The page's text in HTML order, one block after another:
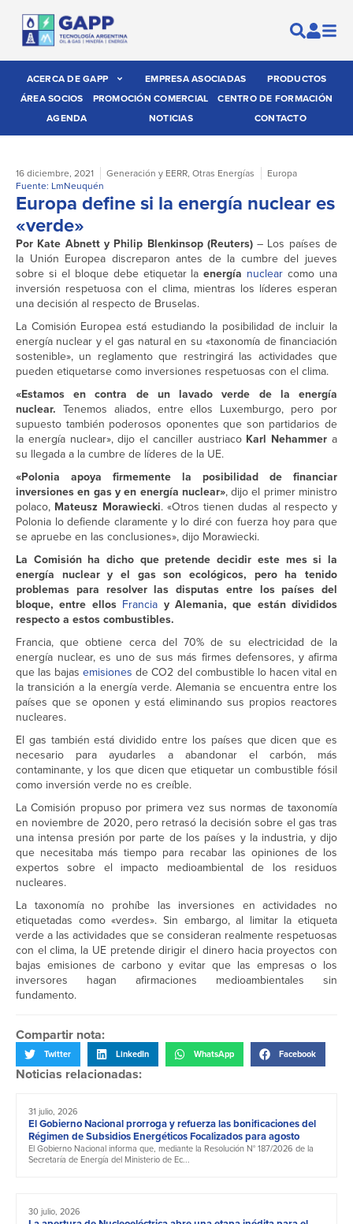
ACERCA DE GAPP EMPRESA ASOCIADAS
PRODUCTOS
ÁREA SOCIOS
PROMOCIÓN COMERCIAL
CENTRO DE FORMACIÓN
AGENDA
NOTICIAS CONTACTO
16 diciembre, 2021 Generación y EERR, Otras Energías
Europa
Fuente: LmNeuquén
Europa define si la energía nuclear es
«verde»
Por Kate Abnett y Philip Blenkinsop (Reuters)– Los países de
la Unión Europea discreparon antes de la cumbre del jueves
sobre si el bloque debe etiquetar laenergía nuclear como una
inversión respetuosa con el clima, mientras los líderes esperan
una decisión al respecto de Bruselas.
La Comisión Europea está estudiando la posibilidad de incluir la
energía nuclear y el gas natural en su «taxonomía de financiación
sostenible», un reglamento que restringirá las actividades que
pueden etiquetarse como inversiones respetuosas con el clima.
«Estamos en contra de un lavado verde de la energía
nuclear. Tenemos aliados, entre ellos Luxemburgo, pero por
supuesto también poderosos oponentes que son partidarios de
la energía nuclear», dijo el canciller austriaco Karl Nehammera
su llegada a la cumbre de líderes de la UE.
«Polonia apoya firmemente la posibilidad de financiar
inversiones en gas y en energía nuclear», dijo el primer ministro
polaco, Mateusz Morawiecki. «Otros tienen dudas al respecto y
Polonia lo defiende claramente y lo diré con fuerza hoy para que
se apruebe en las conclusiones», dijo Morawiecki.
La Comisión ha dicho que pretende decidir este mes si la
energía nuclear y el gas son ecológicos, pero ha tenido
problemas para resolver las disputas entre los países del
bloque, entre ellos Francia y Alemania, que están divididos
respecto a estos combustibles.
Francia, que obtiene cerca del 70% de su electricidad de la
energía nuclear, es uno de sus más firmes defensores, y afirma
que las bajasemisiones de CO2 del combustible lo hacen vital en
la transición a la energía verde. Alemania se encuentra entre los
países que se oponen y está eliminando sus propios reactores
nucleares.
El gas también está dividido entre los países que dicen que es
necesario para ayudarles a abandonar el carbón, más
contaminante, y los que dicen que etiquetar un combustible fósil
como inversión verde no es creíble.
La Comisión propuso por primera vez sus normas de taxonomía
en noviembre de 2020, pero retrasó la decisión sobre el gas tras
una intensa presión por parte de los países y la industria, y dijo
que necesitaba más tiempo para recabar las opiniones de los
expertos sobre el impacto medioambiental de los residuos
nucleares.
La taxonomía no prohíbe las inversiones en actividades no
etiquetadas como «verdes». Sin embargo, al limitar la etiqueta
verde a las actividades que se consideran realmente respetuosas
con el clima, la UE pretende dirigir el dinero hacia proyectos con
bajas emisiones de carbono y evitar que las empresas o los
inversores hagan afirmaciones medioambientales sin
fundamento.
Compartir nota:
Twitter LinkedIn WhatsApp Facebook
Noticias relacionadas:
31 julio, 2026
El Gobierno Nacional prorroga y refuerza las bonificaciones del
Régimen de Subsidios Energéticos Focalizados para agosto
El Gobierno Nacional informa que, mediante la Resolución N° 187/2026 de la
Secretaría de Energía del Ministerio de Ec...
30 julio, 2026